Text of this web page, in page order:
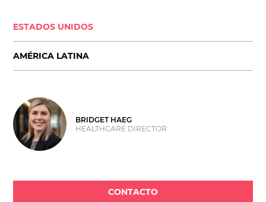
ESTADOS UNIDOS
AMÉRICA LATINA
BRIDGET HAEG
HEALTHCARE DIRECTOR
CONTACTO